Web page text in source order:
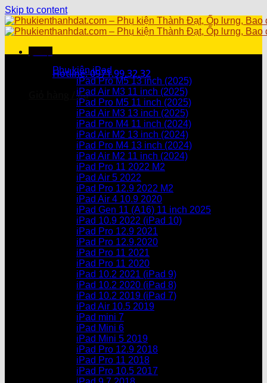
Skip to content
Hotline: 0971.99.32.32
Giỏ hàng /0₫
Chưa có sản phẩm trong giỏ hàng.
Chưa có sản phẩm trong giỏ hàng.
Danh mục sản phẩm
Phụ kiện iPad
iPad Pro M5 13 inch (2025)
iPad Air M3 11 inch (2025)
iPad Pro M5 11 inch (2025)
iPad Air M3 13 inch (2025)
iPad Pro M4 11 inch (2024)
iPad Air M2 13 inch (2024)
iPad Pro M4 13 inch (2024)
iPad Air M2 11 inch (2024)
iPad Pro 11 2022 M2
iPad Air 5 2022
iPad Pro 12.9 2022 M2
iPad Air 4 10.9 2020
iPad Gen 11 (A16) 11 inch 2025
iPad 10.9 2022 (iPad 10)
iPad Pro 12.9 2021
iPad Pro 12.9.2020
iPad Pro 11 2021
iPad Pro 11 2020
iPad 10.2 2021 (iPad 9)
iPad 10.2 2020 (iPad 8)
iPad 10.2 2019 (iPad 7)
iPad Air 10.5 2019
iPad mini 7
iPad Mini 6
iPad Mini 5 2019
iPad Pro 12.9 2018
iPad Pro 11 2018
iPad Pro 10.5 2017